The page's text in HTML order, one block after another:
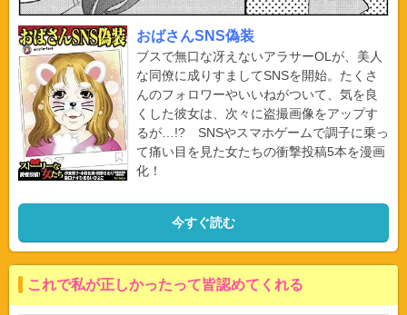
おばさんSNS偽装
ブスで無口な冴えないアラサーOLが、美人
な同僚に成りすましてSNSを開始。たくさ
んのフォロワーやいいねがついて、気を良
くした彼女は、次々に盗撮画像をアップす
るが…!? SNSやスマホゲームで調子に乗っ
て痛い目を見た女たちの衝撃投稿5本を漫画
化！
今すぐ読む
これで私が正しかったって皆認めてくれる